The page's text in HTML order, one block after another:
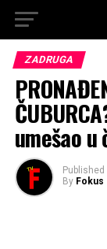
ZADRUGA
umešao
Published
By Fokus